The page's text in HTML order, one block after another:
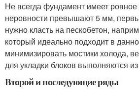
Не всегда фундамент имеет
неровности превышают 5 мм,
нужно класть на пескобетон,
который идеально подходит в
минимизировать мостики холода,
для укладки блоков выполняются
Второй и последующие ряды